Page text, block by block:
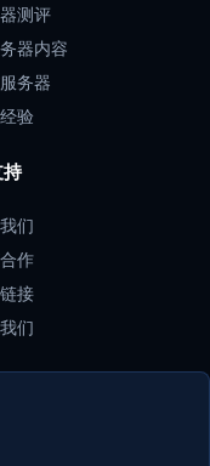
测评
器内容
务器
验
们
作
接
们